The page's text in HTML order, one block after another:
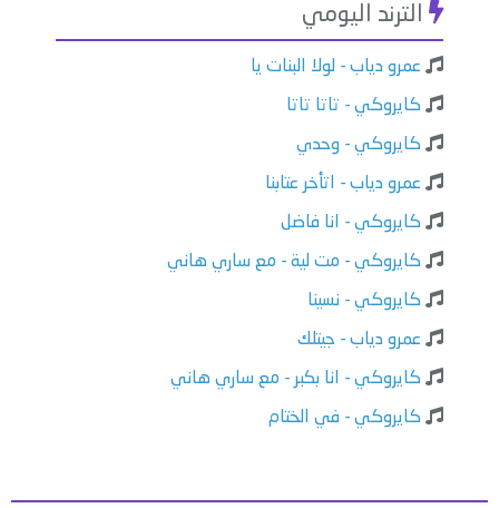
الترند اليومي
عمرو دياب - لولا البنات يا
كايروكي - تاتا تاتا
كايروكي - وحدي
عمرو دياب - اتأخر عتابنا
كايروكي - انا فاضل
كايروكي - مت لية - مع ساري هاني
كايروكي - نسينا
عمرو دياب - جيتلك
كايروكي - انا بكبر - مع ساري هاني
كايروكي - في الختام